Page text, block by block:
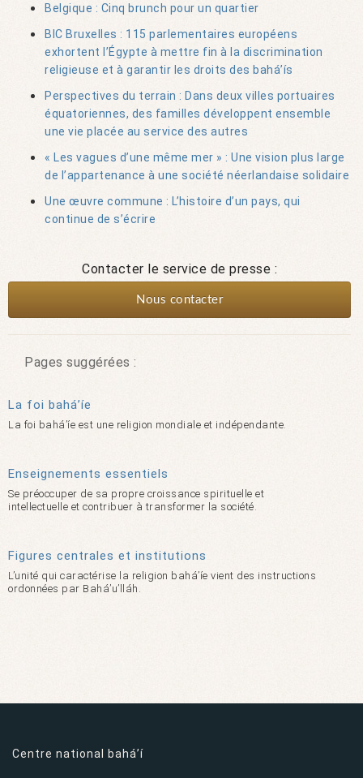
Belgique : Cinq brunch pour un quartier
BIC Bruxelles : 115 parlementaires européens
exhortent l’Égypte à mettre fin à la discrimination
religieuse et à garantir les droits des bahá’ís
Perspectives du terrain : Dans deux villes portuaires
équatoriennes, des familles développent ensemble
une vie placée au service des autres
« Les vagues d’une même mer » : Une vision plus large
de l’appartenance à une société néerlandaise solidaire
Une œuvre commune : L’histoire d’un pays, qui
continue de s’écrire
Contacter le service de presse :
Nous contacter
Pages suggérées :
La foi bahá’íe
La foi bahá’íe est une religion mondiale et indépendante.
Enseignements essentiels
Se préoccuper de sa propre croissance spirituelle et
intellectuelle et contribuer à transformer la société.
Figures centrales et institutions
L’unité qui caractérise la religion bahá’íe vient des instructions
ordonnées par Bahá’u’lláh.
Centre national bahá’í